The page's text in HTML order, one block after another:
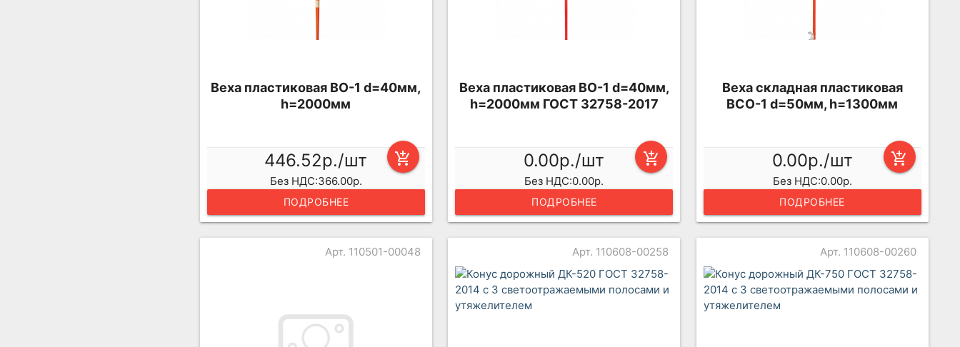
Веха пластиковая ВО-1 d=40мм,
h=2000мм
add_shopping_cart
446.52р./шт
Без НДС:366.00р.
ПОДРОБНЕЕ
Веха пластиковая ВО-1 d=40мм,
h=2000мм ГОСТ 32758-2017
add_shopping_cart
0.00р./шт
Без НДС:0.00р.
ПОДРОБНЕЕ
Веха складная пластиковая
ВСО-1 d=50мм, h=1300мм
add_shopping_cart
0.00р./шт
Без НДС:0.00р.
ПОДРОБНЕЕ
Арт. 110501-00048 Арт. 110608-00258 Арт. 110608-00260